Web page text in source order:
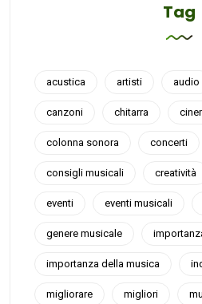
Tag
acustica artisti audio
canzoni chitarra
colonna sonora concerti
consigli musicali creatività
eventi eventi musicali
genere musicale
importanza della musica
migliorare migliori